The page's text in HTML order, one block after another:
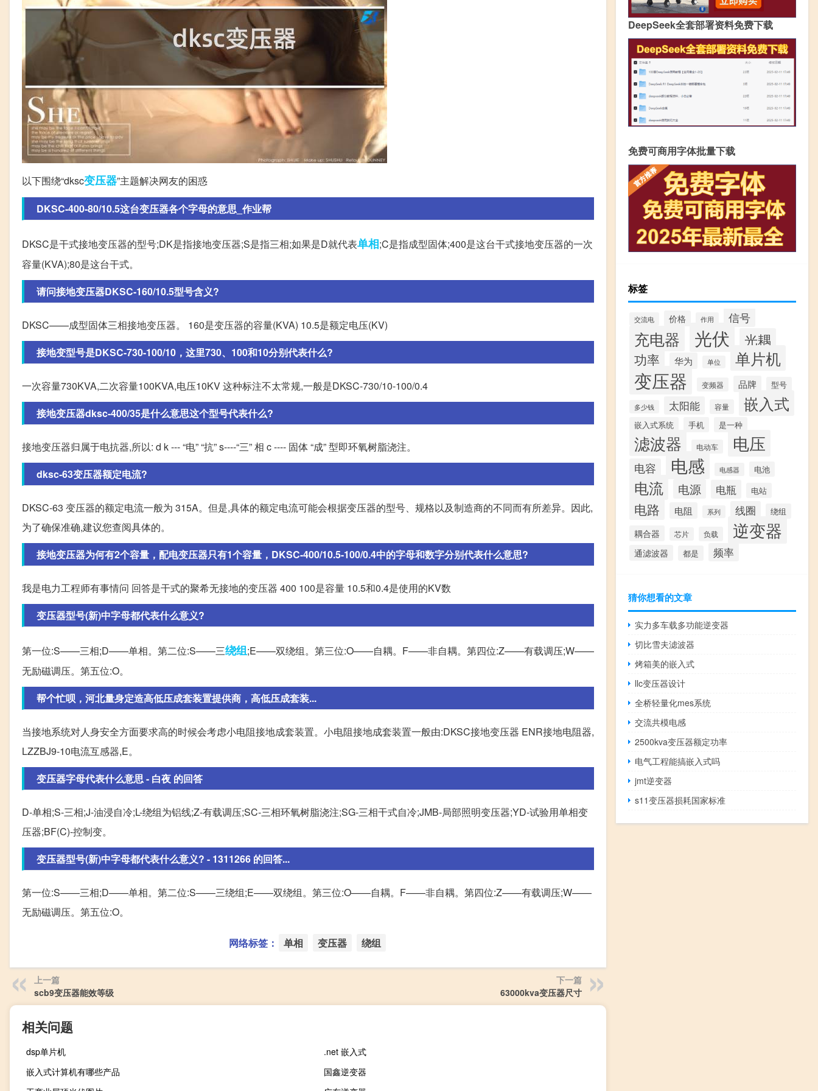
以下围绕“dksc变压器”主题解决网友的困惑
DKSC-400-80/10.5这台变压器各个字母的意思_作业帮
DKSC是干式接地变压器的型号;DK是指接地变压器;S是指三相;如果是D就代表单相;C是指成型固体;400是这台干式接地变压器的一次
容量(KVA);80是这台干式。
请问接地变压器DKSC-160/10.5型号含义?
DKSC——成型固体三相接地变压器。 160是变压器的容量(KVA) 10.5是额定电压(KV)
接地变型号是DKSC-730-100/10，这里730、100和10分别代表什么?
一次容量730KVA,二次容量100KVA,电压10KV 这种标注不太常规,一般是DKSC-730/10-100/0.4
接地变压器dksc-400/35是什么意思这个型号代表什么?
接地变压器归属于电抗器,所以: d k --- “电” “抗” s----“三” 相 c ---- 固体 “成” 型即环氧树脂浇注。
dksc-63变压器额定电流?
DKSC-63 变压器的额定电流一般为 315A。但是,具体的额定电流可能会根据变压器的型号、规格以及制造商的不同而有所差异。因此,
为了确保准确,建议您查阅具体的。
接地变压器为何有2个容量，配电变压器只有1个容量，DKSC-400/10.5-100/0.4中的字母和数字分别代表什么意思?
我是电力工程师有事情问 回答是干式的聚希无接地的变压器 400 100是容量 10.5和0.4是使用的KV数
变压器型号(新)中字母都代表什么意义?
第一位:S——三相;D——单相。第二位:S——三绕组;E——双绕组。第三位:O——自耦。F——非自耦。第四位:Z——有载调压;W——
无励磁调压。第五位:O。
帮个忙呗，河北量身定造高低压成套装置提供商，高低压成套装...
当接地系统对人身安全方面要求高的时候会考虑小电阻接地成套装置。小电阻接地成套装置一般由:DKSC接地变压器 ENR接地电阻器,
LZZBJ9-10电流互感器,E。
变压器字母代表什么意思 - 白夜 的回答
D-单相;S-三相;J-油浸自冷;L-绕组为铝线;Z-有载调压;SC-三相环氧树脂浇注;SG-三相干式自冷;JMB-局部照明变压器;YD-试验用单相变
压器;BF(C)-控制变。
变压器型号(新)中字母都代表什么意义? - 1311266 的回答...
第一位:S——三相;D——单相。第二位:S——三绕组;E——双绕组。第三位:O——自耦。F——非自耦。第四位:Z——有载调压;W——
无励磁调压。第五位:O。
网络标签： 单相 变压器 绕组
上一篇
scb9变压器能效等级
下一篇
63000kva变压器尺寸
相关问题
dsp单片机
.net 嵌入式
嵌入式计算机有哪些产品
国鑫逆变器
DeepSeek全套部署资料免费下载
免费可商用字体批量下载
标签
交流电 价格 作用 信号
充电器 光伏
光耦
功率
华为 单位 单片机
变压器 变频器 品牌 型号
多少钱 太阳能 容量 嵌入式
嵌入式系统 手机 是一种
滤波器 电动车 电压
电容 电感 电感器 电池
电流 电源 电瓶 电站
电路 电阻 系列 线圈 绕组
耦合器 芯片 负载 逆变器
通滤波器 都是 频率
猜你想看的文章
实力多车载多功能逆变器
切比雪夫滤波器
烤箱美的嵌入式
llc变压器设计
全桥轻量化mes系统
交流共模电感
2500kva变压器额定功率
电气工程能搞嵌入式吗
jmt逆变器
s11变压器损耗国家标准